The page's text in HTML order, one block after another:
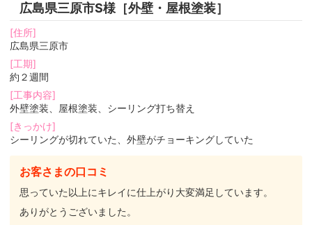
広島県三原市S様［外壁・屋根塗装］
[住所]
広島県三原市
[工期]
約２週間
[工事内容]
外壁塗装、屋根塗装、シーリング打ち替え
[きっかけ]
シーリングが切れていた、外壁がチョーキングしていた
お客さまの口コミ
思っていた以上にキレイに仕上がり大変満足しています。
ありがとうございました。